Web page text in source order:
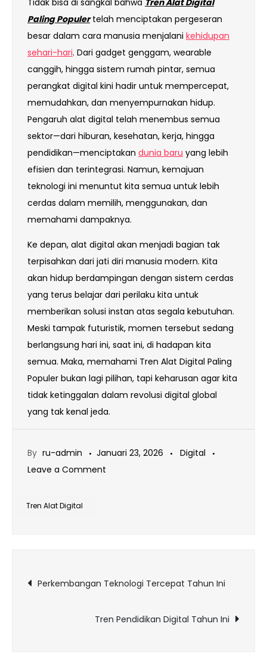
Tidak bisa di sangkal bahwa Tren Alat Digital
Paling Populertelah menciptakan pergeseran
besar dalam cara manusia menjalani kehidupan
sehari-hari. Dari gadget genggam, wearable
canggih, hingga sistem rumah pintar, semua
perangkat digital kini hadir untuk mempercepat,
memudahkan, dan menyempurnakan hidup.
Pengaruh alat digital telah menembus semua
sektor—dari hiburan, kesehatan, kerja, hingga
pendidikan—menciptakan dunia baru yang lebih
efisien dan terintegrasi. Namun, kemajuan
teknologi ini menuntut kita semua untuk lebih
cerdas dalam memilih, menggunakan, dan
memahami dampaknya.
Ke depan, alat digital akan menjadi bagian tak
terpisahkan dari jati diri manusia modern. Kita
akan hidup berdampingan dengan sistem cerdas
yang terus belajar dari perilaku kita untuk
memberikan solusi instan atas segala kebutuhan.
Meski tampak futuristik, momen tersebut sedang
berlangsung hari ini, saat ini, di hadapan kita
semua. Maka, memahami Tren Alat Digital Paling
Populer bukan lagi pilihan, tapi keharusan agar kita
tidak ketinggalan dalam revolusi digital global
yang tak kenal jeda.
By ru-admin Januari 23, 2026
Digital
Leave a Comment
Tren Alat Digital
Navigasi
Perkembangan Teknologi Tercepat Tahun Ini
Tren Pendidikan Digital Tahun Ini